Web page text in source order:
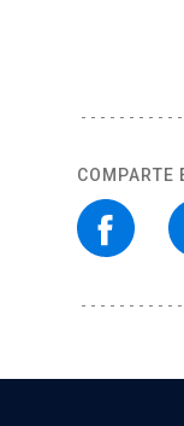
COMPARTE